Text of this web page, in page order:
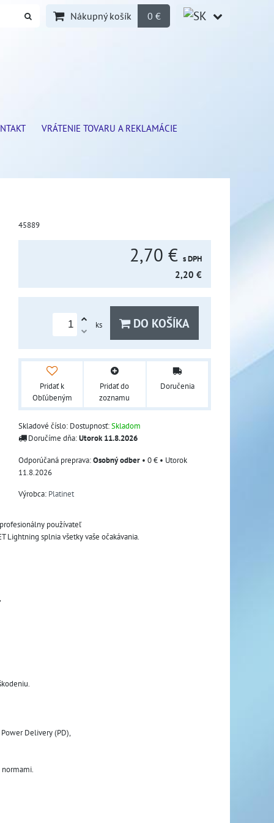
Nákupný košík 0 €
VRÁTENIE TOVARU A REKLAMÁCIE
45889
2,70 € s DPH
2,20 €
ks DO KOŠÍKA
Pridať k
Obľúbeným
Pridať do
zoznamu
Doručenia
Skladové číslo: Dostupnosť:Skladom
Doručíme dňa:Utorok11.8.2026
Osobný odber • 0 € • Utorok
11.8.2026
Výrobca: Platinet
používateľ
Lightning splnia všetky vaše očakávania.
Delivery (PD),
normami.